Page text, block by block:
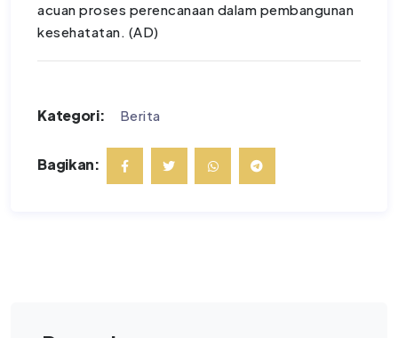
acuan proses perencanaan dalam pembangunan
kesehatatan. (AD)
Kategori: Berita
Bagikan: